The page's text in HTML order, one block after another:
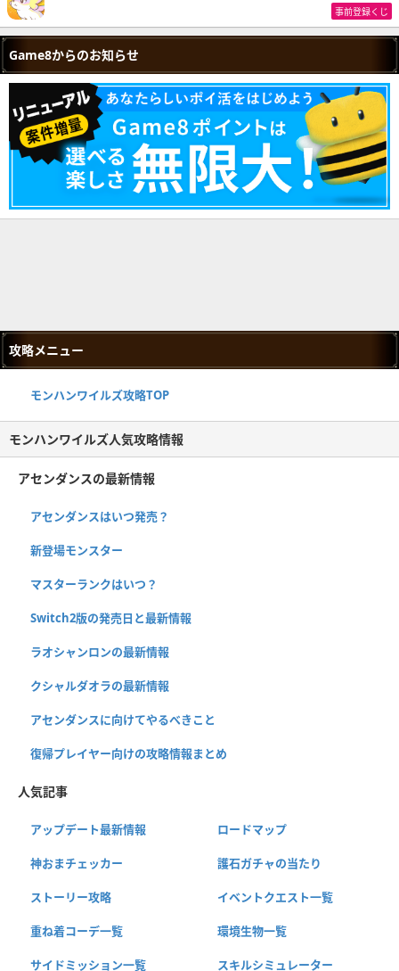
事前登録くじ
Game8からのお知らせ
攻略メニュー
モンハンワイルズ攻略TOP
モンハンワイルズ人気攻略情報
アセンダンスの最新情報
アセンダンスはいつ発売？
新登場モンスター
マスターランクはいつ？
Switch2版の発売日と最新情報
ラオシャンロンの最新情報
クシャルダオラの最新情報
アセンダンスに向けてやるべきこと
復帰プレイヤー向けの攻略情報まとめ
人気記事
アップデート最新情報 ロードマップ
神おまチェッカー 護石ガチャの当たり
ストーリー攻略 イベントクエスト一覧
重ね着コーデ一覧 環境生物一覧
サイドミッション一覧 スキルシミュレーター